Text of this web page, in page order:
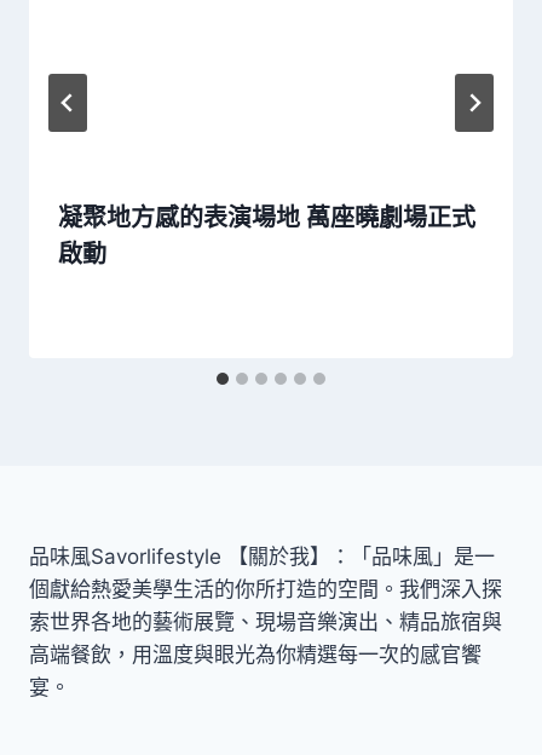
凝聚地方感的表演場地 萬座曉劇場正式
啟動
品味風Savorlifestyle 【關於我】：「品味風」是一
個獻給熱愛美學生活的你所打造的空間。我們深入探
索世界各地的藝術展覽、現場音樂演出、精品旅宿與
高端餐飲，用溫度與眼光為你精選每一次的感官饗
宴。